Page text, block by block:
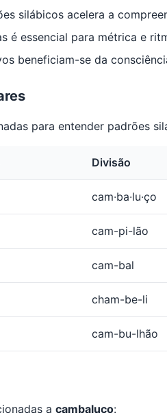
silábicos acelera a
é essencial para métrica e
beneficiam-se da
para entender padrões
Divisão
cam·ba·lu·ço
cam-pi-lão
cam-bal
cham-be-li
cam-bu-lhão
a cambaluço: